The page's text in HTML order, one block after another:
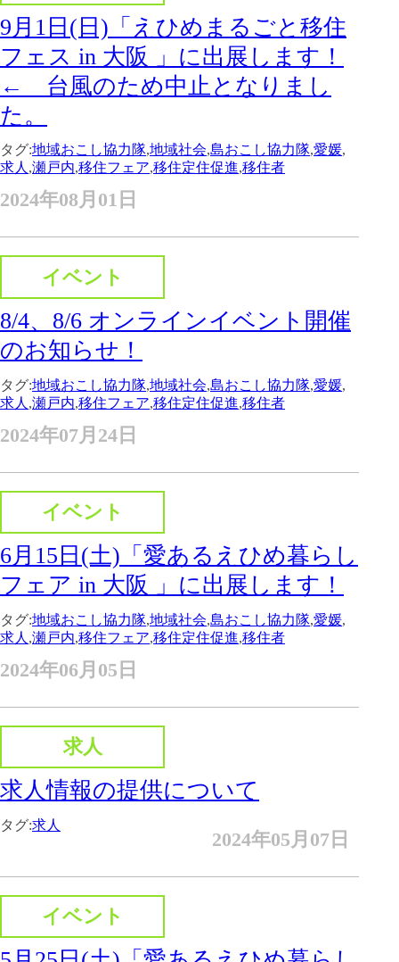
9月1日(日)「えひめまるごと移住
フェス in 大阪 」に出展します！
← 台風のため中止となりまし
た。
タグ:地域おこし協力隊,地域社会,島おこし協力隊,愛媛,
求人,瀬戸内,移住フェア,移住定住促進,移住者
2024年08月01日
イベント
8/4、8/6 オンラインイベント開催
のお知らせ！
タグ:地域おこし協力隊,地域社会,島おこし協力隊,愛媛,
求人 ,瀬戸内,移住フェア,移住定住促進,移住者
2024年07月24日
イベント
6月15日(土)「愛あるえひめ暮らし
フェア in 大阪 」に出展します！
タグ:地域おこし協力隊,地域社会,島おこし協力隊,愛媛,
求人 ,瀬戸内,移住フェア,移住定住促進,移住者
2024年06月05日
求人
求人情報の提供について
タグ:求人
2024年05月07日
イベント